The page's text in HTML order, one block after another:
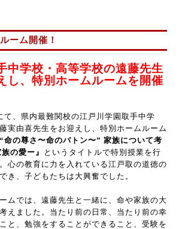
ーム開催！
中学校・高等学校の遠藤先生
し、特別ホームルームを開催
て、県内最難関校の江戸川学園取手中学
実由喜先生をお迎えし、特別ホームルーム
“命の尊さ〜命のバトン〜” 家族について考
の愛ー』
というタイトルで特別授業を行
心の教育に力を入れている江戸取の道徳の
き、子どもたちは大興奮でした。
ムでは、遠藤先生と一緒に、命や家族の大
えました。当たり前の日常、当たり前の幸
と、勉強をすることができること、受験を